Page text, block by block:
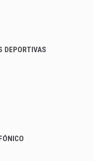
DEPORTIVAS